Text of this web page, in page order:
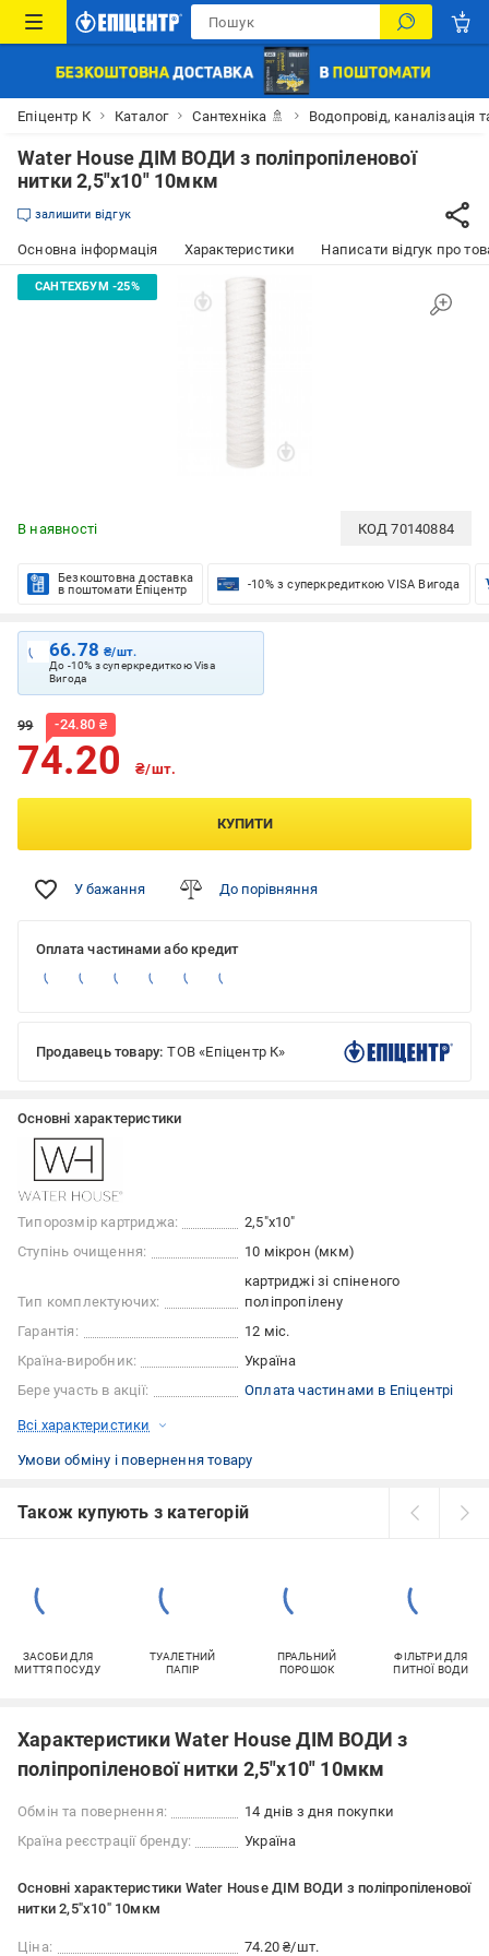
Епіцентр К Каталог Сантехніка 🚿 Водопровід, каналізація
Water House ДІМ ВОДИ з поліпропіленової
нитки 2,5"х10" 10мкм
залишити відгук
Основна інформація Характеристики Написати відгук про
В наявності КОД70140884
Безкоштовна доставка
в поштомати Епіцентр
-10% з суперкредиткою VISA Вигода
66.78₴/шт.
До -10% з суперкредиткою Visa
Вигода
99 -24.80 ₴
74.20 ₴/шт.
КУПИТИ
У бажання До порівняння
Оплата частинами або кредит
Продавець товару: ТОВ «Епіцентр К»
Основні характеристики
Типорозмір картриджа:
2,5"x10"
Ступінь очищення:
10 мікрон (мкм)
Тип комплектуючих:
картриджі зі спіненого
поліпропілену
Гарантія:
12 міс.
Країна-виробник:
Україна
Бере участь в акції:
Оплата частинами в Епіцентрі
Всі характеристики
Умови обміну і повернення товару
Також купують з категорій
ЗАСОБИ ДЛЯ
МИТТЯ ПОСУДУ
ТУАЛЕТНИЙ
ПАПІР
ПРАЛЬНИЙ
ПОРОШОК
ФІЛЬТРИ ДЛЯ
ПИТНОЇ ВОДИ
Характеристики Water House ДІМ ВОДИ з
поліпропіленової нитки 2,5"х10" 10мкм
Обмін та повернення:
14 днів з дня покупки
Країна реєстрації бренду:
Україна
Основні характеристики Water House ДІМ ВОДИ з поліпропіленової
нитки 2,5"х10" 10мкм
Ціна: 74.20 ₴/шт.